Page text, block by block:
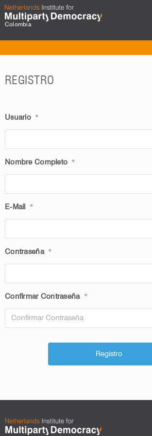
Colombia
Toggle
REGISTRO
Usuario *
Nombre Completo *
E-Mail *
Contraseña *
Confirmar Contraseña *